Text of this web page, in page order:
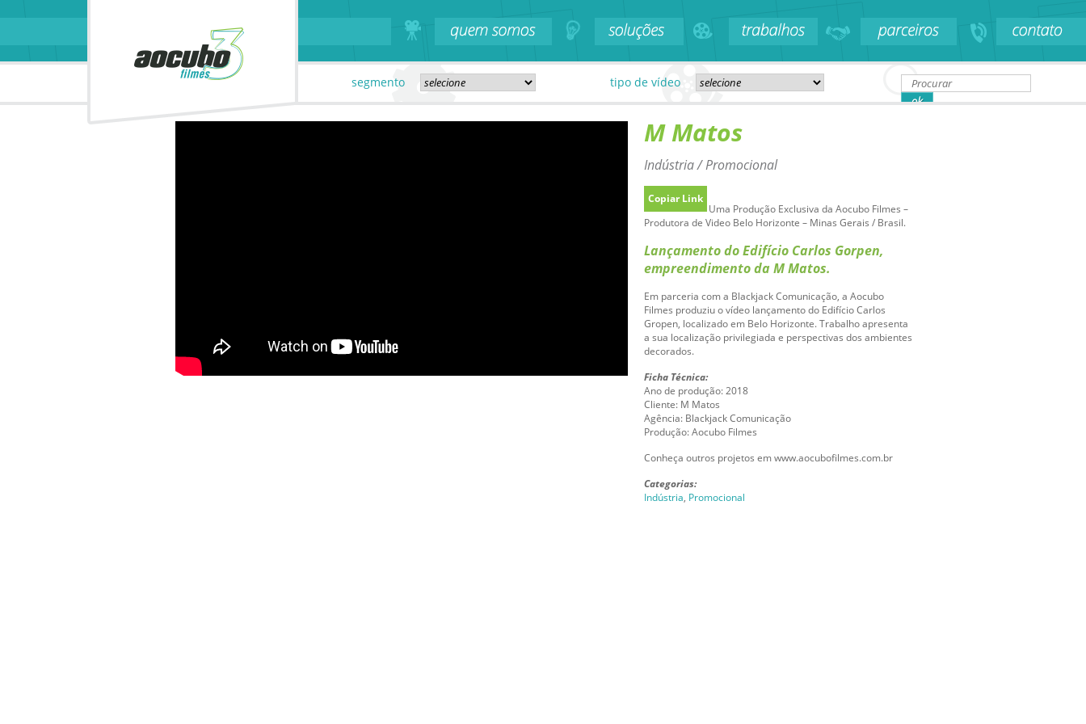
segmento tipo de vídeo
M Matos
Indústria / Promocional
Copiar Link
Uma Produção Exclusiva da Aocubo Filmes –
Produtora de Video Belo Horizonte – Minas Gerais / Brasil.
Lançamento do Edifício Carlos Gorpen,
empreendimento da M Matos.
Em parceria com a Blackjack Comunicação, a Aocubo
Filmes produziu o vídeo lançamento do Edifício Carlos
Gropen, localizado em Belo Horizonte. Trabalho apresenta
a sua localização privilegiada e perspectivas dos ambientes
decorados.
Ficha Técnica:
Ano de produção: 2018
Cliente: M Matos
Agência: Blackjack Comunicação
Produção: Aocubo Filmes
Conheça outros projetos em www.aocubofilmes.com.br
Categorias:
Indústria, Promocional